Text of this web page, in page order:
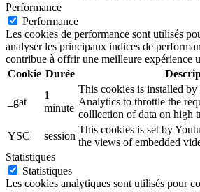
Performance
Performance
Les cookies de performance sont utilisés
analyser les principaux indices de
contribue à offrir une meilleure expérience
Cookie Durée
_gat
1
minute
This cookies is installed
Analytics to throttle the
colllection of data on high
YSC
session
This cookies is set by
the views of embedded
Statistiques
Statistiques
Les cookies analytiques sont utilisés pour